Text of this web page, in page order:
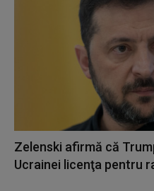
Zelenski afirmă că
Ucrainei licenţa pentru